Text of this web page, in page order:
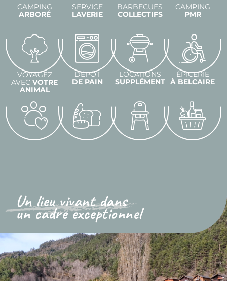
CAMPING
ARBORÉ
SERVICE
LAVERIE
VOYAGEZ
AVEC VOTRE
ANIMAL
DÉPÔT
DE PAIN
BARBECUES
COLLECTIFS
CAMPING
PMR
LOCATIONS
SUPPLÉMENT
ÉPICERIE
À BELCAIRE
Un lieu vivant dans
un cadre exceptionnel